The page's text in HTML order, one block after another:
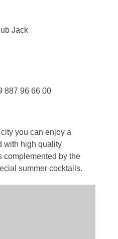
Jack
887 96 66 00
you can enjoy a
with high quality
complemented by the
summer cocktails.